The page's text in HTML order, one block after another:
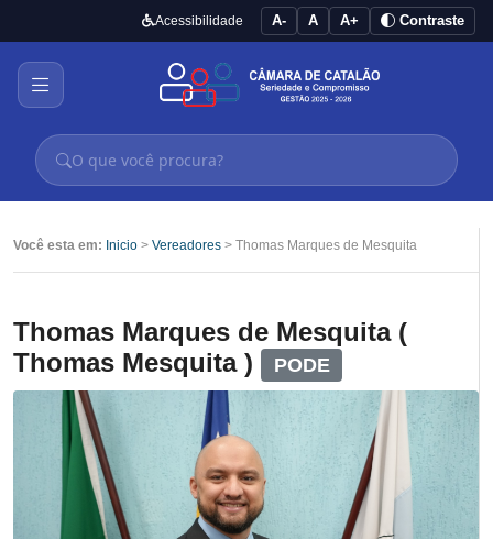
Acessibilidade A- A A+ Contraste
Você esta em: Inicio > Vereadores > Thomas Marques de Mesquita
Thomas Marques de Mesquita (
Thomas Mesquita )
PODE